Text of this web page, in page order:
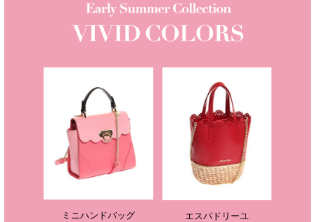
ミニハンドバッグ
エスパドリーユ